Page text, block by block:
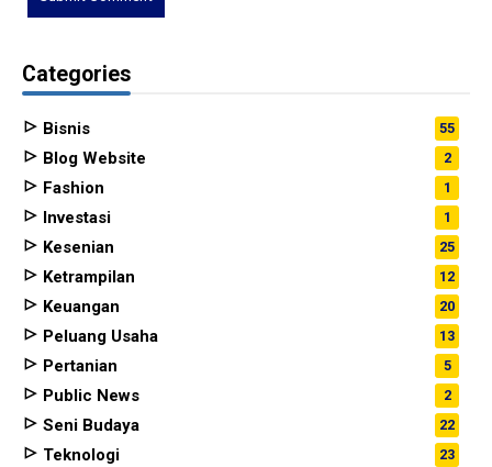
Categories
Bisnis 55
Blog Website 2
Fashion 1
Investasi 1
Kesenian 25
Ketrampilan 12
Keuangan 20
Peluang Usaha 13
Pertanian 5
Public News 2
Seni Budaya 22
Teknologi 23